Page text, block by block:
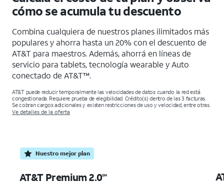
cómo se acumula tu descuento
Combina cualquiera de nuestros planes ilimitados más
populares y ahorra hasta un 20% con el descuento de
AT&T para maestros. Además, ahorrá en líneas de
servicio para tablets, tecnología wearable y Auto
conectado de AT&T™.
AT&T puede reducir temporalmente las velocidades de datos cuando la red está
congestionada. Requiere prueba de elegibilidad. Crédito(s) dentro de las 3 facturas.
Se cobran cargos adicionales y existen restricciones de uso y velocidad, entre otras.
Ve detalles de la oferta
Nuestro mejor plan
AT&T Premium 2.0SM